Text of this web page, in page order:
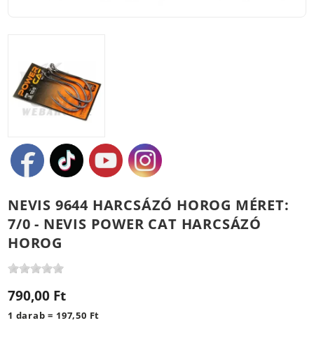
NEVIS 9644 HARCSÁZÓ HOROG MÉRET:
7/0 - NEVIS POWER CAT HARCSÁZÓ
HOROG
790,00 Ft
1 darab = 197,50 Ft